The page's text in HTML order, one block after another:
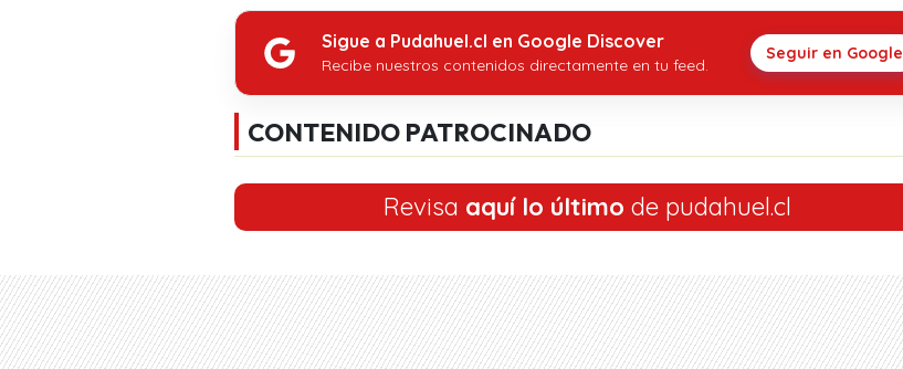
Sigue a Pudahuel.cl en Google Discover
Recibe nuestros contenidos directamente en tu feed.
Seguir en Google
CONTENIDO PATROCINADO
Revisa aquí lo último de pudahuel.cl